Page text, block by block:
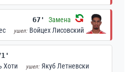
67' Замена
ушел: Войцех Лисовский
Хоти ушел: Якуб Летневски